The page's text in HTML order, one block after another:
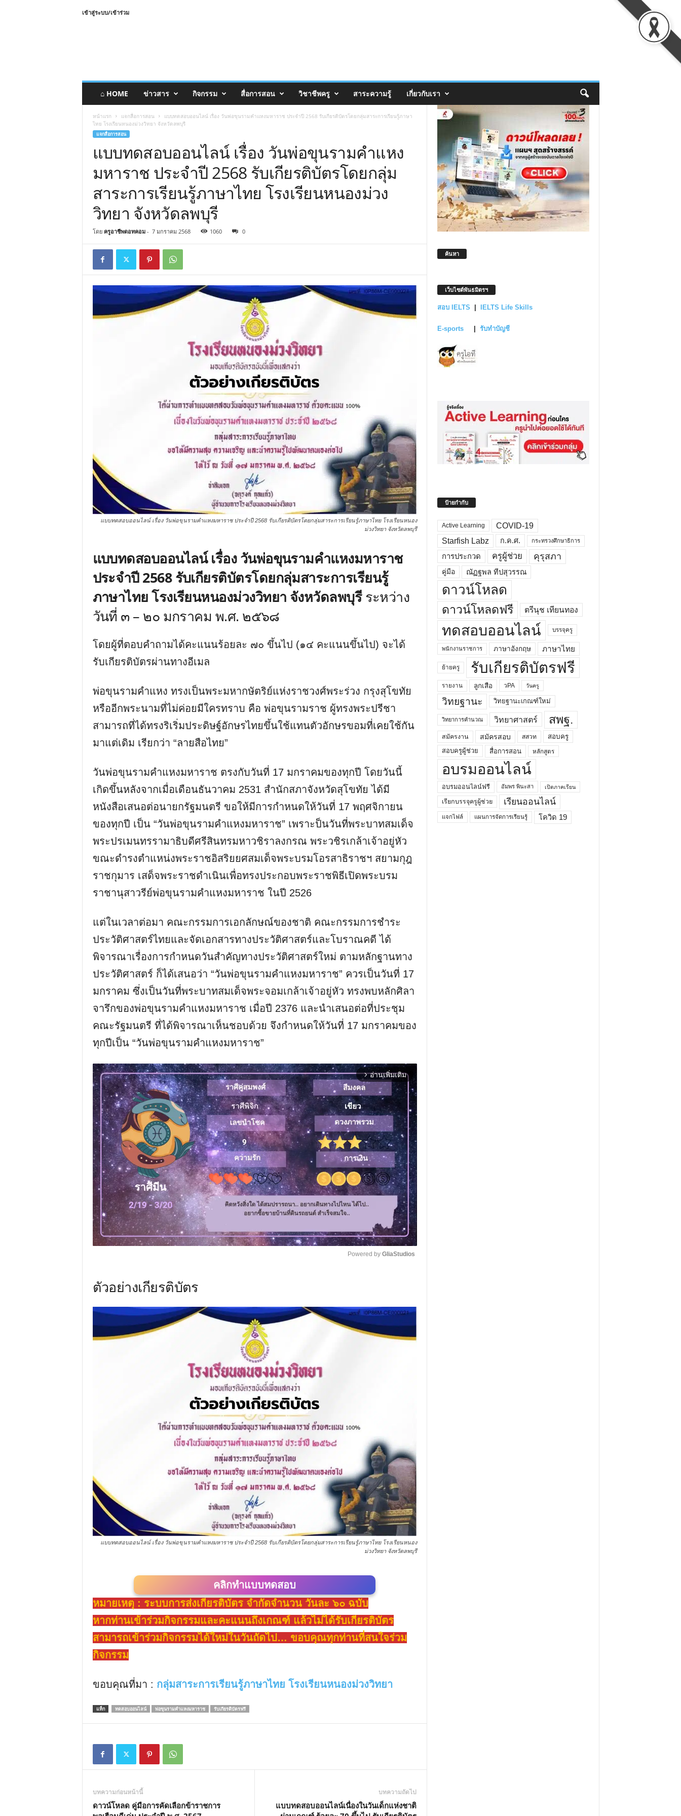
เข้าสู่ระบบ/เข้าร่วม
⌂ HOME ข่าวสาร กิจกรรม สื่อการสอน วิชาชีพครู สาระความรู้ เกี่ยวกับเรา
หน้าแรก แจกสื่อการสอน
แบบทดสอบออนไลน์ เรื่อง วันพ่อขุนรามคำแหงมหาราช ประจำปี 2568 รับเกียรติบัตรโดยกลุ่มสาระการเรียนรู้ภาษา
ไทย โรงเรียนหนองม่วงวิทยา จังหวัดลพบุรี
แจกสื่อการสอน
แบบทดสอบออนไลน์ เรื่อง วันพ่อขุนรามคำแหง
มหาราช ประจำปี 2568 รับเกียรติบัตรโดยกลุ่ม
สาระการเรียนรู้ภาษาไทย โรงเรียนหนองม่วง
วิทยา จังหวัดลพบุรี
โดย ครูอาชีพดอทคอม- 7 มกราคม 2568 1060 0
แบบทดสอบออนไลน์ เรื่อง วันพ่อขุนรามคำแหงมหาราช ประจำปี 2568 รับเกียรติบัตรโดยกลุ่มสาระการเรียนรู้ภาษาไทย โรงเรียนหนอง
ม่วงวิทยา จังหวัดลพบุรี
แบบทดสอบออนไลน์ เรื่อง วันพ่อขุนรามคำแหงมหาราช
ประจำปี 2568 รับเกียรติบัตรโดยกลุ่มสาระการเรียนรู้
ภาษาไทย โรงเรียนหนองม่วงวิทยา จังหวัดลพบุรีระหว่าง
วันที่ ๓ – ๒๐ มกราคม พ.ศ. ๒๕๖๘
โดยผู้ที่ตอบคำถามได้คะแนนร้อยละ ๗๐ ขึ้นไป (๑๔ คะแนนขึ้นไป) จะได้
รับเกียรติบัตรผ่านทางอีเมล
พ่อขุนรามคำแหง ทรงเป็นพระมหากษัตริย์แห่งราชวงศ์พระร่วง กรุงสุโขทัย
หรืออีกพระนามที่ไม่ค่อยมีใครทราบ คือ พ่อขุนรามราช ผู้ทรงพระปรีชา
สามารถที่ได้ทรงริเริ่มประดิษฐ์อักษรไทยขึ้นใช้แทนตัวอักษรขอมที่เคยใช้กัน
มาแต่เดิม เรียกว่า “ลายสือไทย”
วันพ่อขุนรามคำแหงมหาราช ตรงกับวันที่ 17 มกราคมของทุกปี โดยวันนี้
เกิดขึ้นหลังจากเมื่อเดือนธันวาคม 2531 สำนักสภาจังหวัดสุโขทัย ได้มี
หนังสือเสนอต่อนายกรัฐมนตรี ขอให้มีการกำหนดให้วันที่ 17 พฤศจิกายน
ของทุกปี เป็น “วันพ่อขุนรามคำแหงมหาราช” เพราะป็นวันที่พระบาทสมเด็จ
พระปรเมนทรรามาธิบดีศรีสินทรมหาวชิราลงกรณ พระวชิรเกล้าเจ้าอยู่หัว
ขณะดำรงตำแหน่งพระราชอิสริยยศสมเด็จพระบรมโอรสาธิราชฯ สยามกุฎ
ราชกุมาร เสด็จพระราชดำเนินเพื่อทรงประกอบพระราชพิธีเปิดพระบรม
ราชานุสาวรีย์พ่อขุนรามคำแหงมหาราช ในปี 2526
แต่ในเวลาต่อมา คณะกรรมการเอกลักษณ์ของชาติ คณะกรรมการชำระ
ประวัติศาสตร์ไทยและจัดเอกสารทางประวัติศาสตร์และโบราณคดี ได้
พิจารณาเรื่องการกำหนดวันสำคัญทางประวัติศาสตร์ใหม่ ตามหลักฐานทาง
ประวัติศาสตร์ ก็ได้เสนอว่า “วันพ่อขุนรามคำแหงมหาราช” ควรเป็นวันที่ 17
มกราคม ซึ่งเป็นวันที่พระบาทสมเด็จพระจอมเกล้าเจ้าอยู่หัว ทรงพบหลักศิลา
จารึกของพ่อขุนรามคำแหงมหาราช เมื่อปี 2376 และนำเสนอต่อที่ประชุม
คณะรัฐมนตรี ที่ได้พิจารณาเห็นชอบด้วย จึงกำหนดให้วันที่ 17 มกราคมของ
ทุกปีเป็น “วันพ่อขุนรามคำแหงมหาราช”
arrow_forward_ios อ่านเพิ่มเติม
t
e
Powered by GliaStudios
ตัวอย่างเกียรติบัตร
แบบทดสอบออนไลน์ เรื่อง วันพ่อขุนรามคำแหงมหาราช ประจำปี 2568 รับเกียรติบัตรโดยกลุ่มสาระการเรียนรู้ภาษาไทย โรงเรียนหนอง
ม่วงวิทยา จังหวัดลพบุรี
คลิกทำแบบทดสอบ
หมายเหตุ : ระบบการส่งเกียรติบัตร จำกัดจำนวน วันละ ๖๐ ฉบับ
หากท่านเข้าร่วมกิจกรรมและคะแนนถึงเกณฑ์ แล้วไม่ได้รับเกียรติบัตร
สามารถเข้าร่วมกิจกรรมได้ใหม่ในวันถัดไป… ขอบคุณทุกท่านที่สนใจร่วม
กิจกรรม
ขอบคุณที่มา : กลุ่มสาระการเรียนรู้ภาษาไทย โรงเรียนหนองม่วงวิทยา
แท็ก ทดสอบออนไลน์ พ่อขุนรามคำแหงมหาราช รับเกียรติบัตรฟรี
บทความก่อนหน้านี้
ดาวน์โหลด คู่มือการคัดเลือกข้าราชการ
บทความถัดไป
แบบทดสอบออนไลน์เนื่องในวันเด็กแห่งชาติ
ค้นหา
เว็บไซต์พันธมิตรฯ
สอบ IELTS IELTS Life Skills
E-sports รับทำบัญชี
ป้ายกำกับ
Active Learning
COVID-19
Starfish Labz
ก.ค.ศ. กระทรวงศึกษาธิการ
การประกวด ครูผู้ช่วย คุรุสภา
คู่มือ ณัฏฐพล ทีปสุวรรณ
ดาวน์โหลด
ดาวน์โหลดฟรี ตรีนุช เทียนทอง
ทดสอบออนไลน์ บรรจุครู
พนักงานราชการ ภาษาอังกฤษ ภาษาไทย
ย้ายครู รับเกียรติบัตรฟรี
รายงาน ลูกเสือ วPA วันครู
วิทยฐานะ วิทยฐานะเกณฑ์ใหม่
วิทยาการคำนวณ วิทยาศาสตร์ สพฐ.
สมัครงาน สมัครสอบ สสวท
สอบครู
สอบครูผู้ช่วย
สื่อการสอน หลักสูตร
อบรมออนไลน์
อบรมออนไลน์ฟรี อัมพร พินะสา เปิดภาคเรียน
เรียกบรรจุครูผู้ช่วย เรียนออนไลน์
แจกไฟล์ แผนการจัดการเรียนรู้ โควิด 19